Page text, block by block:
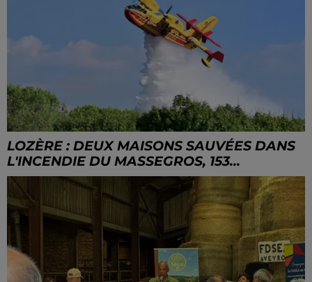
LOZÈRE : DEUX MAISONS SAUVÉES DANS
L'INCENDIE DU MASSEGROS, 153...